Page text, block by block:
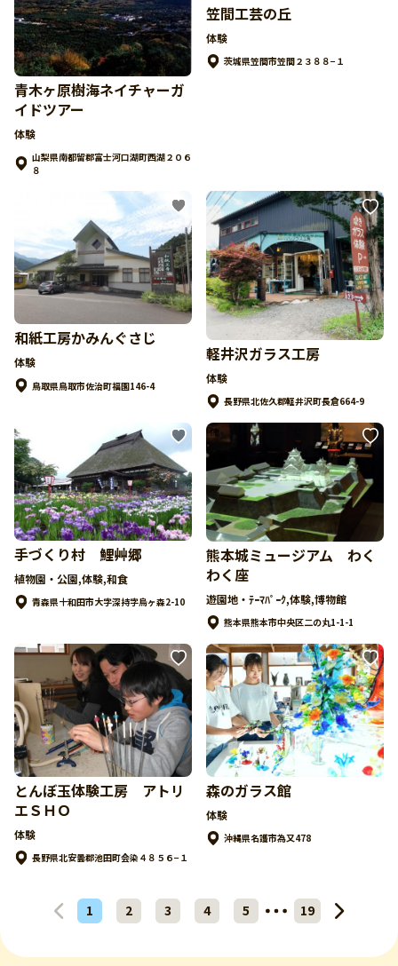
青木ヶ原樹海ネイチャーガ
イドツアー
体験
山梨県南都留郡富士河口湖町西湖２０６
８
笠間工芸の丘
体験
茨城県笠間市笠間２３８８−１
和紙工房かみんぐさじ
体験
鳥取県鳥取市佐治町福園146-4
軽井沢ガラス工房
体験
長野県北佐久郡軽井沢町長倉664-9
手づくり村 鯉艸郷
植物園・公園,体験,和食
青森県十和田市大字深持字烏ヶ森2-10
熊本城ミュージアム わく
わく座
遊園地・ﾃｰﾏﾊﾟｰｸ,体験,博物館
熊本県熊本市中央区二の丸1-1-1
とんぼ玉体験工房 アトリ
エＳＨＯ
体験
長野県北安曇郡池田町会染４８５６−１
森のガラス館
体験
沖縄県名護市為又478
1 2 3 4 5 19